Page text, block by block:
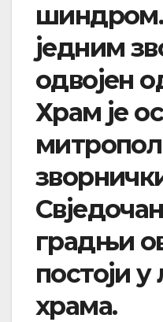
шиндром.
једним
одвојен
Храм је
градњи
постоји
храма.